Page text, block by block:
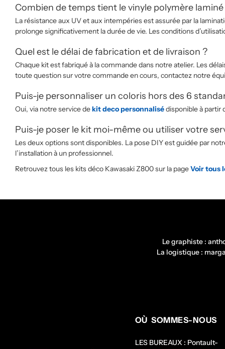
Combien de temps tient le vinyle polymère laminé
La résistance aux UV et aux intempéries est assurée par la
prolonge significativement la durée de vie. Les conditions
Quel est le délai de fabrication et de livraison ?
Chaque kit est fabriqué à la commande dans notre atelier. Les
toute question sur votre commande en cours, contactez notre
Puis-je personnaliser un coloris hors des 6
Oui, via notre service dekit deco personnalisédisponible à partir
Puis-je poser le kit moi-même ou utiliser votre
Les deux options sont disponibles. La pose DIY est guidée par
l’installation à un professionnel.
Retrouvez tous les kits déco Kawasaki Z800 sur la pageVoir tous
Le graphiste :
La logistique :
OÙ SOMMES-NOUS
LES BUREAUX : Pontault-